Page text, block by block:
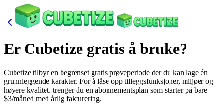
Er Cubetize gratis å bruke?
Cubetize tilbyr en begrenset gratis prøveperiode der du kan lage én
grunnleggende karakter. For å låse opp tilleggsfunksjoner, miljøer og
høyere kvalitet, trenger du en abonnementsplan som starter på bare
$3/måned med årlig fakturering.